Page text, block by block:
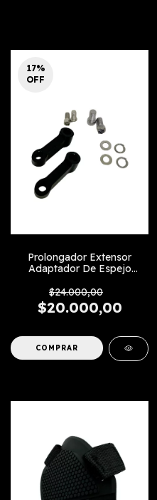
17%
OFF
Prolongador Extensor
Adaptador De Espejo
$24.000,00
$20.000,00